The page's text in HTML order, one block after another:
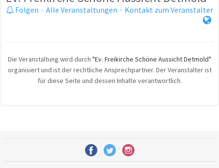
Folgen · Alle Veranstaltungen · Kontakt zum Veranstalter
Die Veranstaltung wird durch "Ev. Freikirche Schöne Aussicht Detmold"
organisiert und ist der rechtliche Ansprechpartner. Der Veranstalter ist
für diese Seite und dessen Inhalte verantwortlich.